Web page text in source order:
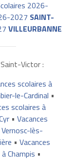
2026-
2027 SAINT-
VILLEURBANNE
Victor :
scolaires à
le-Cardinal •
scolaires à
• Vacances
lès-
• Vacances
Champis •